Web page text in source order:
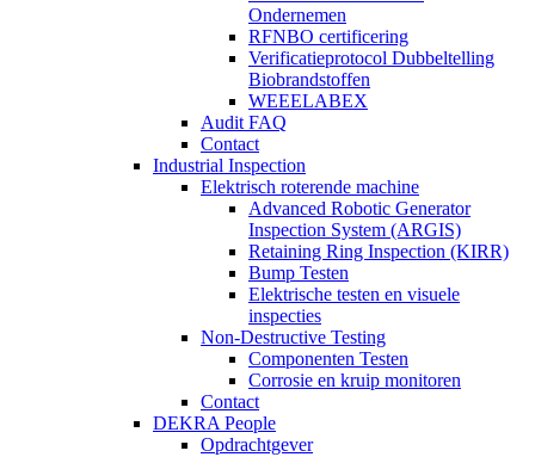
Ondernemen
RFNBO certificering
Verificatieprotocol Dubbeltelling
Biobrandstoffen
WEEELABEX
Audit FAQ
Contact
Industrial Inspection
Elektrisch roterende machine
Advanced Robotic Generator
Inspection System (ARGIS)
Retaining Ring Inspection (KIRR)
Bump Testen
Elektrische testen en visuele
inspecties
Non-Destructive Testing
Componenten Testen
Corrosie en kruip monitoren
Contact
DEKRA People
Opdrachtgever